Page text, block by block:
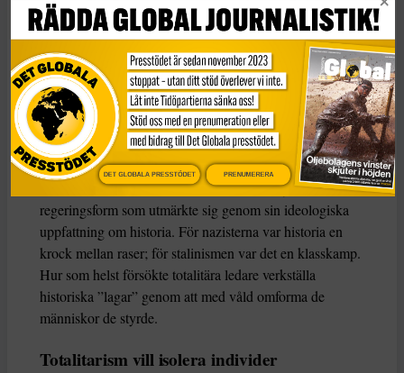
studerade filosofi under Martin Heidegger och Karl
Jaspers innan hon övergick till sionistisk aktivism i Berlin
i början av 1930-talet. Efter en kontakt med gestapo
flydde hon till Frankrike och lämnade Europa 1941 för
USA. Så när hon började forska om boken Origins i
början av 1940-talet var hon inte främmande för
totalitarism.
Totalitarism, menade hon, var en radikalt ny
regeringsform som utmärkte sig genom sin ideologiska
uppfattning om historia. För nazisterna var historia en
krock mellan raser; för stalinismen var det en klasskamp.
Hur som helst försökte totalitära ledare verkställa
historiska ”lagar” genom att med våld omforma de
människor de styrde.
Totalitarism vill isolera individer
DET GLOBALA PRESSTÖDET PRENUMERERA